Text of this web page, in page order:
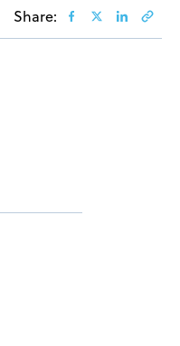
Share: